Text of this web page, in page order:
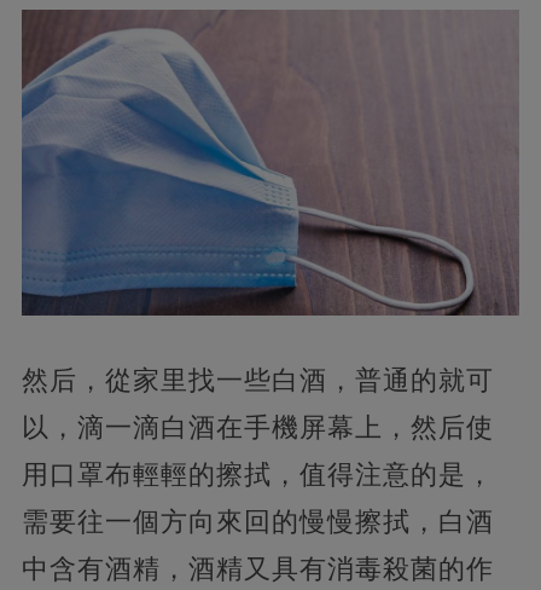
然后，從家里找一些白酒，普通的就可
以，滴一滴白酒在手機屏幕上，然后使
用口罩布輕輕的擦拭，值得注意的是，
需要往一個方向來回的慢慢擦拭，白酒
中含有酒精，酒精又具有消毒殺菌的作